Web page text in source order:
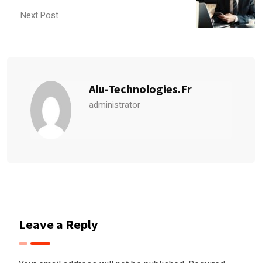
Next Post
Alu-Technologies.fr
administrator
Leave a Reply